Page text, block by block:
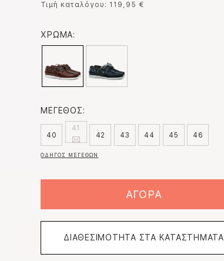
Τιμή καταλόγου: 119,95 €
ΧΡΩΜΑ:
ΜΕΓΕΘΟΣ:
40
41
42
43 44 45 46
ΟΔΗΓΟΣ ΜΕΓΕΘΩΝ
ΑΓΟΡΑ
ΔΙΑΘΕΣΙΜΟΤΗΤΑ ΣΤΑ ΚΑΤΑΣΤΗΜΑΤΑ